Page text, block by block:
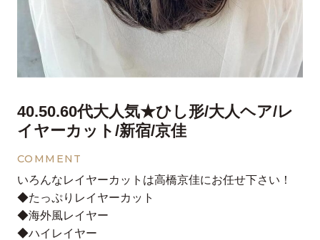
40.50.60代大人気★ひし形/大人ヘア/レ
イヤーカット/新宿/京佳
COMMENT
いろんなレイヤーカットは高橋京佳にお任せ下さい！
◆たっぷりレイヤーカット
◆海外風レイヤー
◆ハイレイヤー